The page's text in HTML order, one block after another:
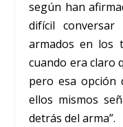
según han
difícil
armados en los
cuando era claro
pero esa opción
ellos mismos
detrás del arma”.